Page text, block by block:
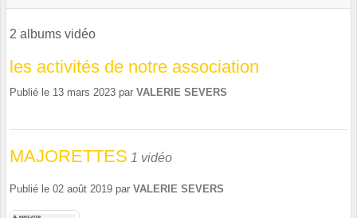
2 albums vidéo
les activités de notre association
Publié le 13 mars 2023 par VALERIE SEVERS
MAJORETTES 1 vidéo
Publié le 02 août 2019 par VALERIE SEVERS